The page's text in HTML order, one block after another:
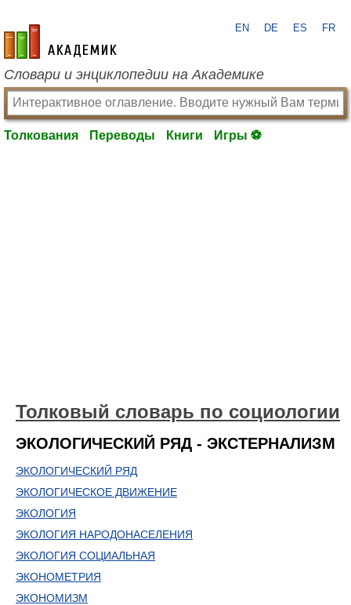
academic.ru
EN DE ES FR
Словари и энциклопедии на Академике
Толкования Переводы Книги Игры ⚽
Толковый словарь по социологии
ЭКОЛОГИЧЕСКИЙ РЯД - ЭКСТЕРНАЛИЗМ
ЭКОЛОГИЧЕСКИЙ РЯД
ЭКОЛОГИЧЕСКОЕ ДВИЖЕНИЕ
ЭКОЛОГИЯ
ЭКОЛОГИЯ НАРОДОНАСЕЛЕНИЯ
ЭКОЛОГИЯ СОЦИАЛЬНАЯ
ЭКОНОМЕТРИЯ
ЭКОНОМИЗМ